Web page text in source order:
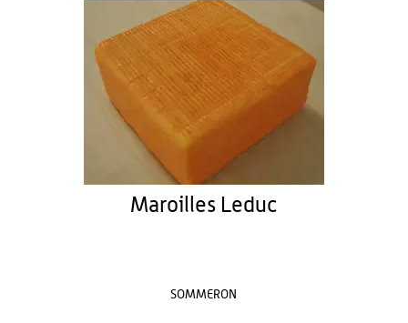
Maroilles Leduc
SOMMERON